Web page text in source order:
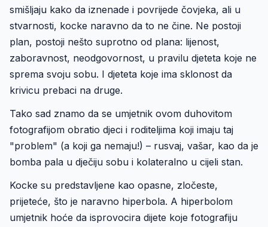
smišljaju kako da iznenade i povrijede čovjeka, ali u
stvarnosti, kocke naravno da to ne čine. Ne postoji
plan, postoji nešto suprotno od plana: lijenost,
zaboravnost, neodgovornost, u pravilu djeteta koje ne
sprema svoju sobu. I djeteta koje ima sklonost da
krivicu prebaci na druge.
Tako sad znamo da se umjetnik ovom duhovitom
fotografijom obratio djeci i roditeljima koji imaju taj
"problem" (a koji ga nemaju!) – rusvaj, vašar, kao da je
bomba pala u dječiju sobu i kolateralno u cijeli stan.
Kocke su predstavljene kao opasne, zločeste,
prijeteće, što je naravno hiperbola. A hiperbolom
umjetnik hoće da isprovocira dijete koje fotografiju